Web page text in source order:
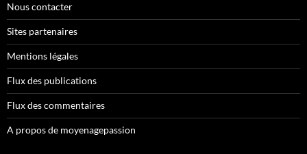
Nous contacter
Sites partenaires
Mentions légales
Flux des publications
Flux des commentaires
A propos de moyenagepassion